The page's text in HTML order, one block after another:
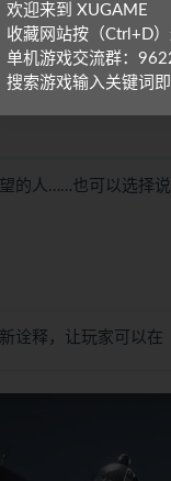
展出一套独特的战
的人……也可以选择说
诠释，让玩家可以
欢迎来到 XUGAME
收藏网站按（Ctrl+D
单机游戏交流群：
搜索游戏输入关键词